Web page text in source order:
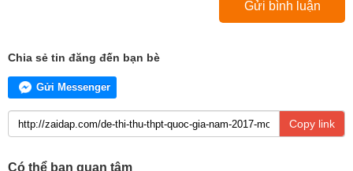
Chia sẻ tin đăng đến bạn bè
Gửi Messenger
Copy link
Có thể bạn quan tâm